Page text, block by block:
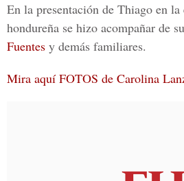
En la presentación de Thiago en
hondureña se hizo acompañar de su
Fuentes y demás familiares.
Mira aquí FOTOS de Carolina